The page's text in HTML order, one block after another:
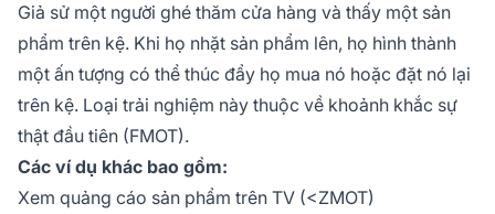
Giả sử một người ghé thăm cửa hàng và thấy một sản
phẩm trên kệ. Khi họ nhặt sản phẩm lên, họ hình thành
một ấn tượng có thể thúc đẩy họ mua nó hoặc đặt nó lại
trên kệ. Loại trải nghiệm này thuộc về khoảnh khắc sự
thật đầu tiên (FMOT).
Các ví dụ khác bao gồm:
Xem quảng cáo sản phẩm trên TV (<ZMOT)